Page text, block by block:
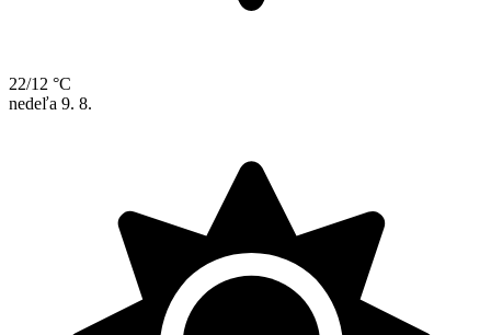
22/12 °C
nedeľa 9. 8.